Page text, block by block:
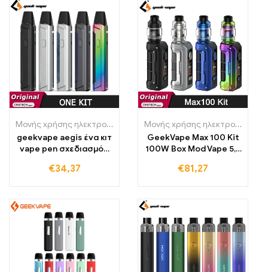
Μονής χρήσης ηλεκτρονικά τσιγάρα Πολωνία ,Μονής χρήσης
geekvape aegis ένα κιτ
vape pen σχεδιασμός
pod
€34,37
Μονής χρήσης ηλεκτρονικά τσιγάρα Πολωνία
GeekVape Max 100 Kit
100W Box Mod Vape 5,5
Ηλεκτρονικό τσιγάρο,
21700/18650
€81,27